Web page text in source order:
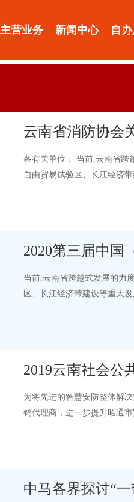
主营业务 新闻中心 自
云南省消防协会
各有关单位： 当前,云南省跨
自由贸易试验区、长江经济
2020第三届中国
当前,云南省跨越式发展的力
区、长江经济带建设等重大
2019云南社会公
为将先进的智慧安防整体解
销代理商，进一步提升昭通
中马各界探讨“